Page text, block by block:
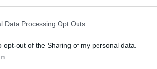
Data Processing Opt Outs
opt-out of the Sharing of my personal data.